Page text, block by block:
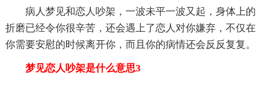
病人梦见和恋人吵架，一波未平一波又起，身体上的
折磨已经令你很辛苦，还会遇上了恋人对你嫌弃，不仅在
你需要安慰的时候离开你，而且你的病情还会反反复复。
梦见恋人吵架是什么意思3